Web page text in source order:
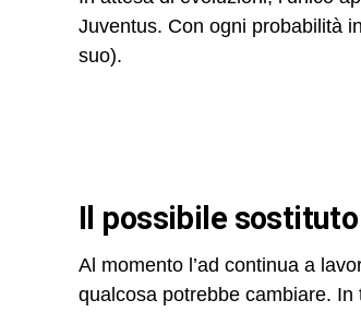
Juventus. Con ogni probabilità
suo).
Il possibile
Al momento l’ad continua a
qualcosa potrebbe cambiare.